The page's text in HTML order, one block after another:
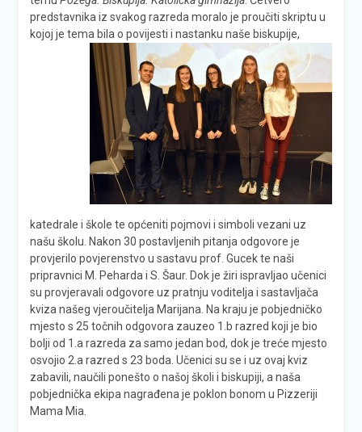
predstavnika iz svakog razreda moralo je proučiti skriptu u
kojoj je tema bila o povijesti i nastanku naše biskupije,
katedrale i škole te općeniti pojmovi i simboli vezani uz
našu školu. Nakon 30 postavljenih pitanja odgovore je
provjerilo povjerenstvo u sastavu prof. Gucek te naši
pripravnici M. Peharda i S. Šaur. Dok je žiri ispravljao učenici
su provjeravali odgovore uz pratnju voditelja i sastavljača
kviza našeg vjeroučitelja Marijana. Na kraju je pobjedničko
mjesto s 25 točnih odgovora zauzeo 1.b razred koji je bio
bolji od 1.a razreda za samo jedan bod, dok je treće mjesto
osvojio 2.a razred s 23 boda. Učenici su se i uz ovaj kviz
zabavili, naučili ponešto o našoj školi i biskupiji, a naša
pobjednička ekipa nagrađena je poklon bonom u Pizzeriji
Mama Mia.